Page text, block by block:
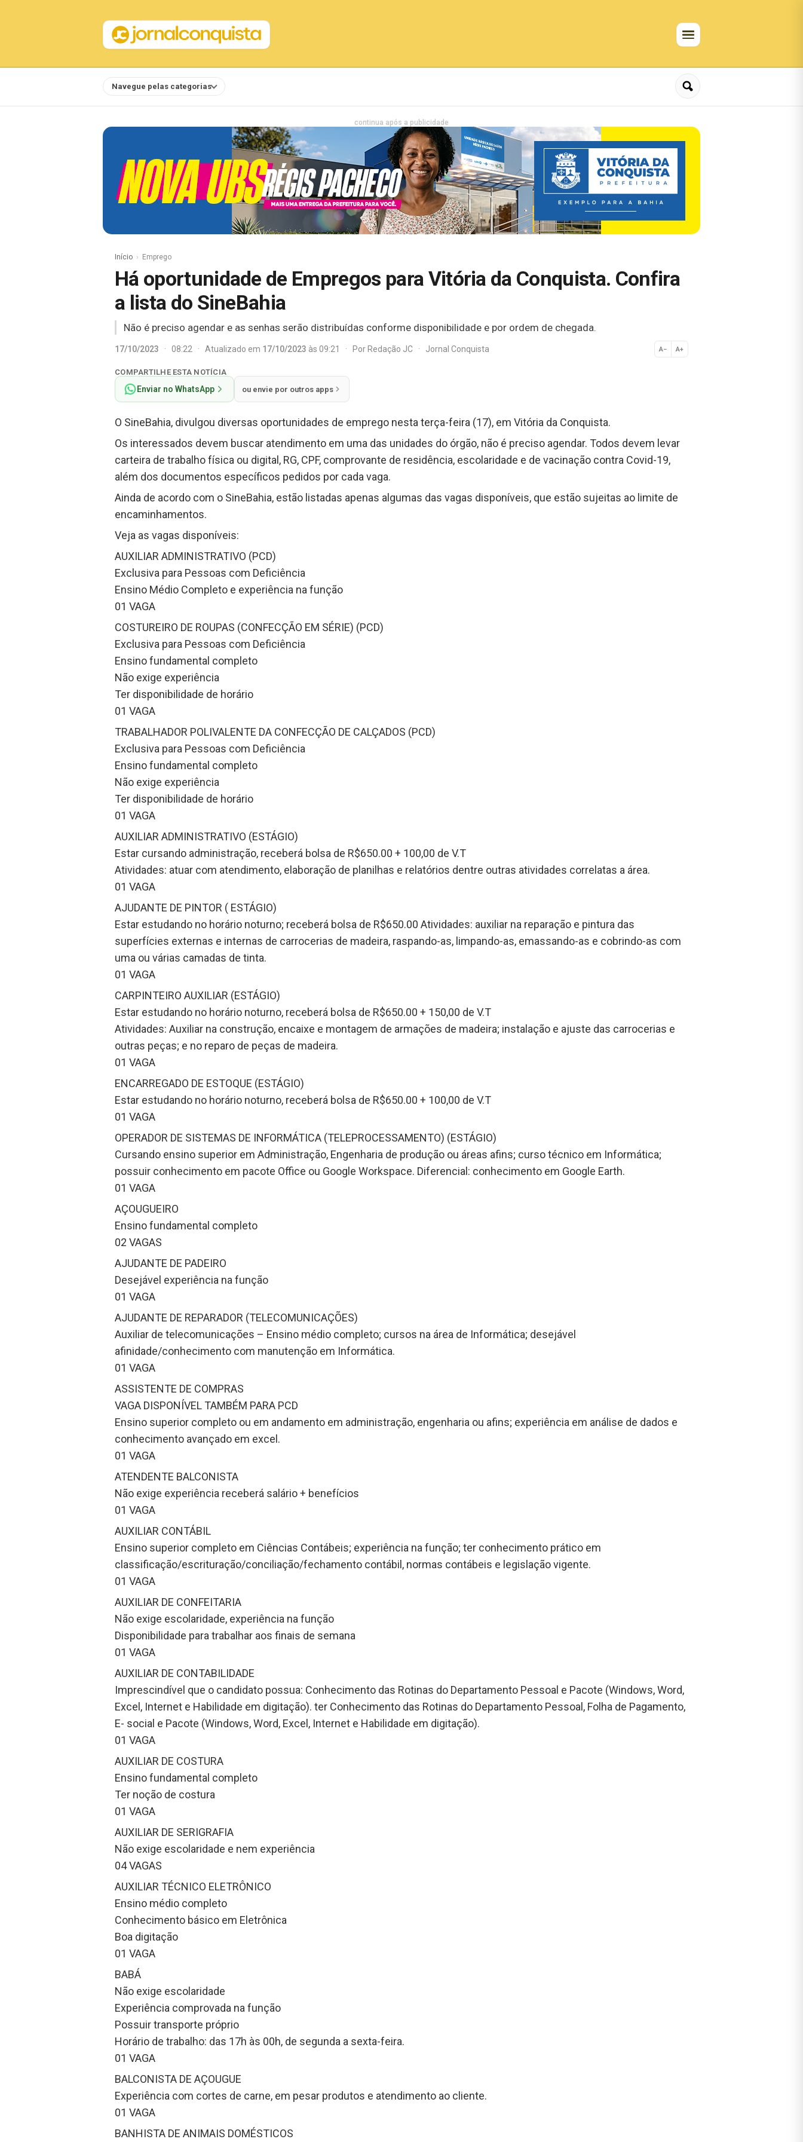
Navegue pelas categorias
continua após a publicidade
Início Emprego
Há oportunidade de Empregos para Vitória da Conquista. Confira
a lista do SineBahia
Não é preciso agendar e as senhas serão distribuídas conforme disponibilidade e por ordem de chegada.
17/10/2023 · 08:22 · Atualizado em 17/10/2023 às 09:21 · PorRedação JC · Jornal Conquista A− A+
Normal
COMPARTILHE ESTA NOTÍCIA
Enviar no WhatsApp ou envie por outros apps
O SineBahia, divulgou diversas oportunidades de emprego nesta terça-feira (17), em Vitória da Conquista.
Os interessados devem buscar atendimento em uma das unidades do órgão, não é preciso agendar. Todos devem levar
carteira de trabalho física ou digital, RG, CPF, comprovante de residência, escolaridade e de vacinação contra Covid-19,
além dos documentos específicos pedidos por cada vaga.
Ainda de acordo com o SineBahia, estão listadas apenas algumas das vagas disponíveis, que estão sujeitas ao limite de
encaminhamentos.
Veja as vagas disponíveis:
AUXILIAR ADMINISTRATIVO (PCD)
Exclusiva para Pessoas com Deficiência
Ensino Médio Completo e experiência na função
01 VAGA
COSTUREIRO DE ROUPAS (CONFECÇÃO EM SÉRIE) (PCD)
Exclusiva para Pessoas com Deficiência
Ensino fundamental completo
Não exige experiência
Ter disponibilidade de horário
01 VAGA
TRABALHADOR POLIVALENTE DA CONFECÇÃO DE CALÇADOS (PCD)
Exclusiva para Pessoas com Deficiência
Ensino fundamental completo
Não exige experiência
Ter disponibilidade de horário
01 VAGA
AUXILIAR ADMINISTRATIVO (ESTÁGIO)
Estar cursando administração, receberá bolsa de R$650.00 + 100,00 de V.T
Atividades: atuar com atendimento, elaboração de planilhas e relatórios dentre outras atividades correlatas a área.
01 VAGA
AJUDANTE DE PINTOR ( ESTÁGIO)
Estar estudando no horário noturno; receberá bolsa de R$650.00 Atividades: auxiliar na reparação e pintura das
superfícies externas e internas de carrocerias de madeira, raspando-as, limpando-as, emassando-as e cobrindo-as com
uma ou várias camadas de tinta.
01 VAGA
CARPINTEIRO AUXILIAR (ESTÁGIO)
Estar estudando no horário noturno, receberá bolsa de R$650.00 + 150,00 de V.T
Atividades: Auxiliar na construção, encaixe e montagem de armações de madeira; instalação e ajuste das carrocerias e
outras peças; e no reparo de peças de madeira.
01 VAGA
ENCARREGADO DE ESTOQUE (ESTÁGIO)
Estar estudando no horário noturno, receberá bolsa de R$650.00 + 100,00 de V.T
01 VAGA
OPERADOR DE SISTEMAS DE INFORMÁTICA (TELEPROCESSAMENTO) (ESTÁGIO)
Cursando ensino superior em Administração, Engenharia de produção ou áreas afins; curso técnico em Informática;
possuir conhecimento em pacote Office ou Google Workspace. Diferencial: conhecimento em Google Earth.
01 VAGA
AÇOUGUEIRO
Ensino fundamental completo
02 VAGAS
AJUDANTE DE PADEIRO
Desejável experiência na função
01 VAGA
AJUDANTE DE REPARADOR (TELECOMUNICAÇÕES)
Auxiliar de telecomunicações – Ensino médio completo; cursos na área de Informática; desejável
afinidade/conhecimento com manutenção em Informática.
01 VAGA
ASSISTENTE DE COMPRAS
VAGA DISPONÍVEL TAMBÉM PARA PCD
Ensino superior completo ou em andamento em administração, engenharia ou afins; experiência em análise de dados e
conhecimento avançado em excel.
01 VAGA
ATENDENTE BALCONISTA
Não exige experiência receberá salário + benefícios
01 VAGA
AUXILIAR CONTÁBIL
Ensino superior completo em Ciências Contábeis; experiência na função; ter conhecimento prático em
classificação/escrituração/conciliação/fechamento contábil, normas contábeis e legislação vigente.
01 VAGA
AUXILIAR DE CONFEITARIA
Não exige escolaridade, experiência na função
Disponibilidade para trabalhar aos finais de semana
01 VAGA
AUXILIAR DE CONTABILIDADE
Imprescindível que o candidato possua: Conhecimento das Rotinas do Departamento Pessoal e Pacote (Windows, Word,
Excel, Internet e Habilidade em digitação). ter Conhecimento das Rotinas do Departamento Pessoal, Folha de Pagamento,
E- social e Pacote (Windows, Word, Excel, Internet e Habilidade em digitação).
01 VAGA
AUXILIAR DE COSTURA
Ensino fundamental completo
Ter noção de costura
01 VAGA
AUXILIAR DE SERIGRAFIA
Não exige escolaridade e nem experiência
04 VAGAS
AUXILIAR TÉCNICO ELETRÔNICO
Ensino médio completo
Conhecimento básico em Eletrônica
Boa digitação
01 VAGA
BABÁ
Não exige escolaridade
Experiência comprovada na função
Possuir transporte próprio
Horário de trabalho: das 17h às 00h, de segunda a sexta-feira.
01 VAGA
BALCONISTA DE AÇOUGUE
Experiência com cortes de carne, em pesar produtos e atendimento ao cliente.
01 VAGA
BANHISTA DE ANIMAIS DOMÉSTICOS